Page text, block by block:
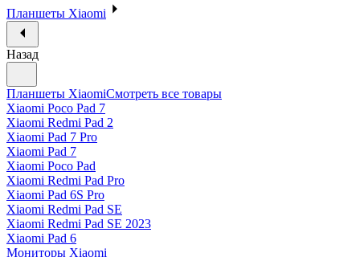
Планшеты Xiaomi
Назад
Планшеты XiaomiСмотреть все товары
Xiaomi Poco Pad 7
Xiaomi Redmi Pad 2
Xiaomi Pad 7 Pro
Xiaomi Pad 7
Xiaomi Poco Pad
Xiaomi Redmi Pad Pro
Xiaomi Pad 6S Pro
Xiaomi Redmi Pad SE
Xiaomi Redmi Pad SE 2023
Xiaomi Pad 6
Мониторы Xiaomi